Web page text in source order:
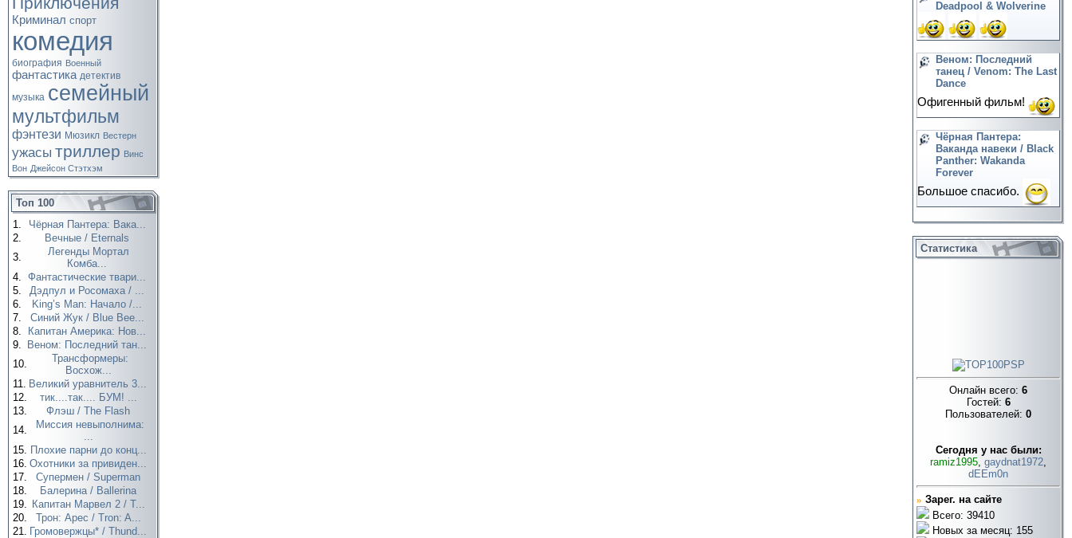
Криминал спорт
комедия
биография Военный
фантастика детектив
музыка семейный
мультфильм
фэнтези Мюзикл Вестерн
ужасы триллер Винс
Вон Джейсон Стэтхэм
Топ 100
1.
Чёрная Пантера: Вака...
2.
Вечные / Eternals
3.
Легенды Мортал
Комба...
4. Фантастические твари...
5.
Дэдпул и Росомаха / ...
6.
King’s Man: Начало /...
7.
Синий Жук / Blue Bee...
8.
Капитан Америка: Нов...
9.
Веном: Последний тан...
10.
Трансформеры:
Восхож...
11. Великий уравнитель 3...
12.
тик....так.... БУМ! ...
13.
Флэш / The Flash
14.
Миссия невыполнима:
...
15. Плохие парни до конц...
16. Охотники за привиден...
17.
Супермен / Superman
18.
Балерина / Ballerina
19. Капитан Марвел 2 / T...
20.
Трон: Арес / Tron: A...
21. Громовержцы* / Thund...
Deadpool & Wolverine
Веном: Последний
танец / Venom: The Last
Dance
Офигенный фильм!
Чёрная Пантера:
Ваканда навеки / Black
Panther: Wakanda
Forever
Большое спасибо.
Статистика
Онлайн всего: 6
Гостей: 6
Пользователей: 0
Cегодня у нас были:
ramiz1995, gaydnat1972,
dEEm0n
» Зарег. на сайте
Всего: 39410
Новых за месяц: 155